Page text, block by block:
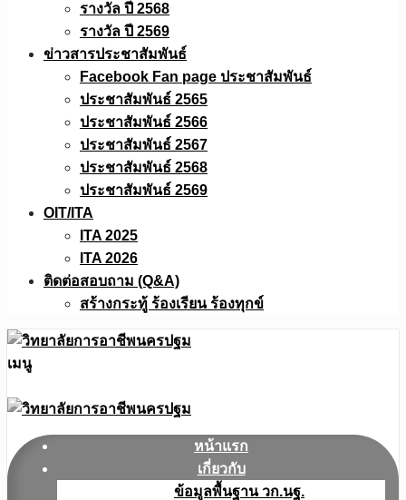
รางวัล ปี 2568
รางวัล ปี 2569
ข่าวสารประชาสัมพันธ์
Facebook Fan page ประชาสัมพันธ์
ประชาสัมพันธ์ 2565
ประชาสัมพันธ์ 2566
ประชาสัมพันธ์ 2567
ประชาสัมพันธ์ 2568
ประชาสัมพันธ์ 2569
OIT/ITA
ITA 2025
ITA 2026
ติดต่อสอบถาม (Q&A)
สร้างกระทู้ ร้องเรียน ร้องทุกข์
เมนู
หน้าแรก
เกี่ยวกับ
ข้อมูลพื้นฐาน วก.นฐ.